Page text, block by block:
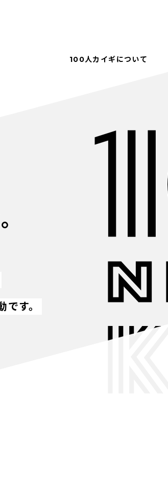
100人カイギについて
す。